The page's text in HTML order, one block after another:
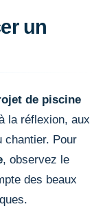
un
de piscine
la réflexion, aux
chantier. Pour
, observez le
des beaux